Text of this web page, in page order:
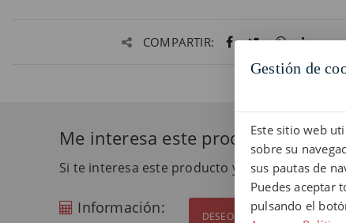
COMPARTIR:
Me interesa este producto
Si te interesa este producto y quieres más
Información: DESEO MÁS INFORMACIÓN
Gestión de
Este sitio web
sobre su
sus pautas de
Puedes aceptar
pulsando el